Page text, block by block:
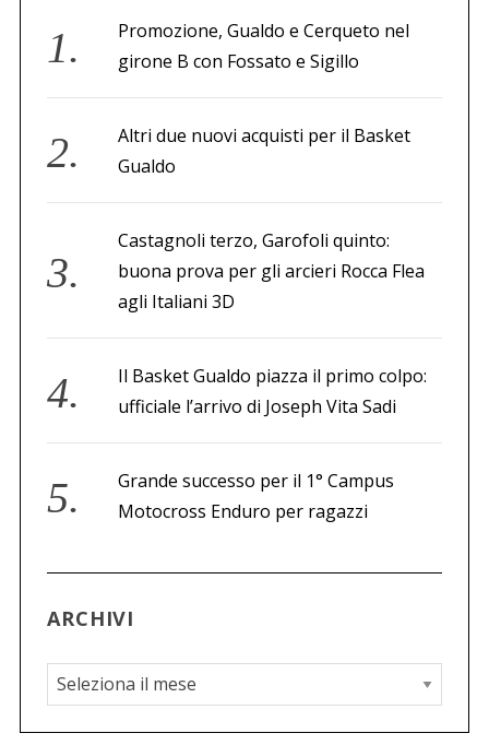
Promozione, Gualdo e Cerqueto nel
girone B con Fossato e Sigillo
Altri due nuovi acquisti per il Basket
Gualdo
Castagnoli terzo, Garofoli quinto:
buona prova per gli arcieri Rocca Flea
agli Italiani 3D
Il Basket Gualdo piazza il primo colpo:
ufficiale l’arrivo di Joseph Vita Sadi
Grande successo per il 1° Campus
Motocross Enduro per ragazzi
ARCHIVI
A
r
c